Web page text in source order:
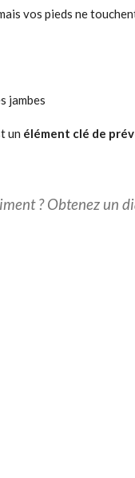
vos pieds ne
jambes
un élément clé de
? Obtenez un